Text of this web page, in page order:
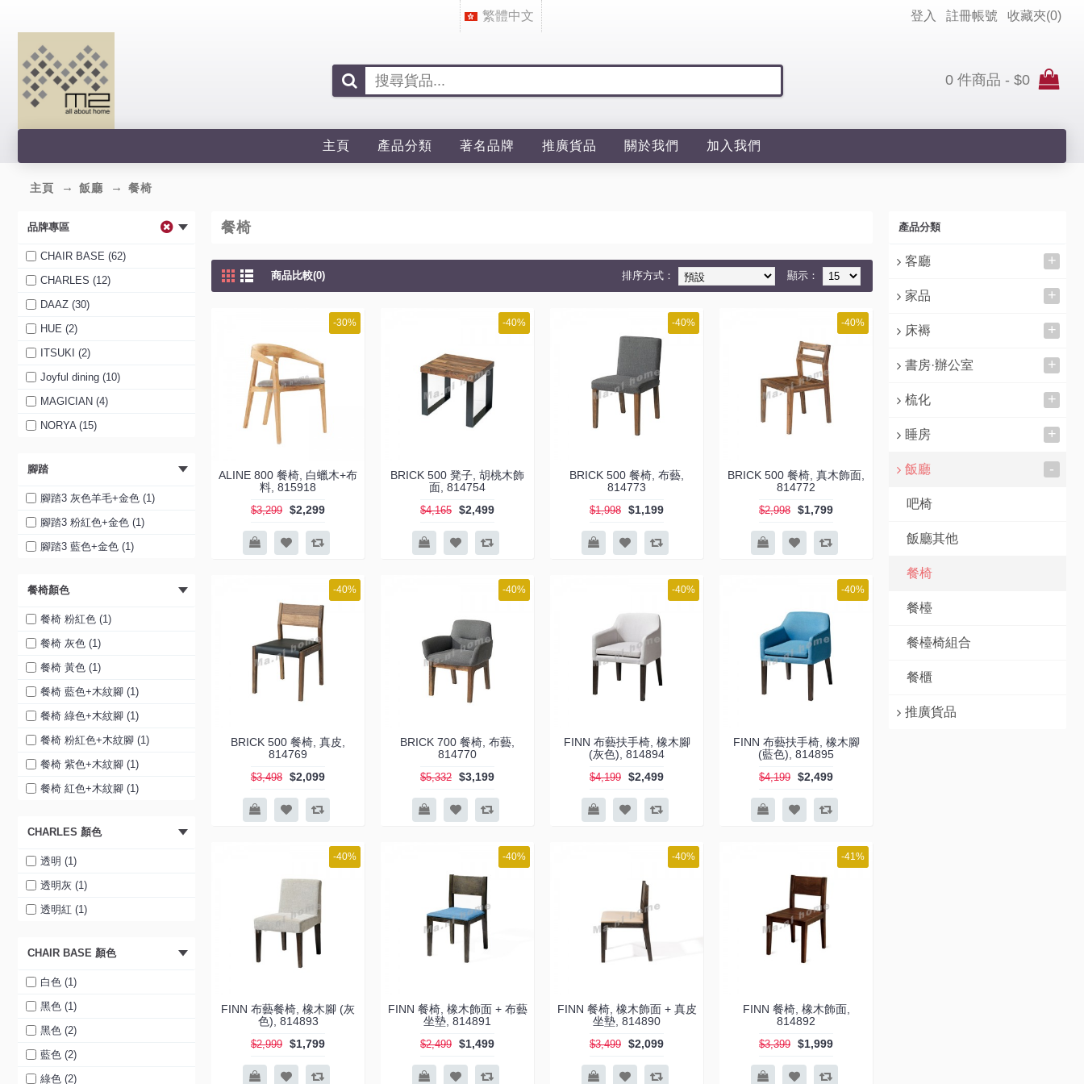
繁體中文 登入 註冊帳號 收藏夾(0)
0 件商品 - $0
主頁 產品分類 著名品牌 推廣貨品 關於我們 加入我們
主頁 飯廳 餐椅
品牌專區
CHAIR BASE (62)
CHARLES (12)
DAAZ (30)
HUE (2)
ITSUKI (2)
Joyful dining (10)
MAGICIAN (4)
NORYA (15)
腳踏
腳踏3 灰色羊毛+金色 (1)
腳踏3 粉紅色+金色 (1)
腳踏3 藍色+金色 (1)
餐椅顏色
餐椅 粉紅色 (1)
餐椅 灰色 (1)
餐椅 黃色 (1)
餐椅 藍色+木紋腳 (1)
餐椅 綠色+木紋腳 (1)
餐椅 粉紅色+木紋腳 (1)
餐椅 紫色+木紋腳 (1)
餐椅 紅色+木紋腳 (1)
CHARLES 顏色
透明 (1)
透明灰 (1)
透明紅 (1)
CHAIR BASE 顏色
白色 (1)
黑色 (1)
黑色 (2)
藍色 (2)
綠色 (2)
產品分類
客廳 +
家品 +
床褥 +
書房·辦公室 +
梳化 +
睡房 +
飯廳 -
吧椅
飯廳其他
餐椅
餐檯
餐檯椅組合
餐櫃
推廣貨品
餐椅
商品比較(0) 顯示：
排序方式：
-30%
ALINE 800 餐椅, 白蠟木+布
料, 815918
$3,299 $2,299
-40%
BRICK 500 凳子, 胡桃木飾
面, 814754
$4,165 $2,499
-40%
BRICK 500 餐椅, 布藝,
814773
$1,998 $1,199
-40%
BRICK 500 餐椅, 真木飾面,
814772
$2,998 $1,799
-40%
BRICK 500 餐椅, 真皮,
814769
$3,498 $2,099
-40%
BRICK 700 餐椅, 布藝,
814770
$5,332 $3,199
-40%
FINN 布藝扶手椅, 橡木腳
(灰色), 814894
$4,199 $2,499
-40%
FINN 布藝扶手椅, 橡木腳
(藍色), 814895
$4,199 $2,499
-40%
FINN 布藝餐椅, 橡木腳 (灰
色), 814893
$2,999 $1,799
-40%
FINN 餐椅, 橡木飾面 + 布藝
坐墊, 814891
$2,499 $1,499
-40%
FINN 餐椅, 橡木飾面 + 真皮
坐墊, 814890
$3,499 $2,099
-41%
FINN 餐椅, 橡木飾面,
814892
$3,399 $1,999